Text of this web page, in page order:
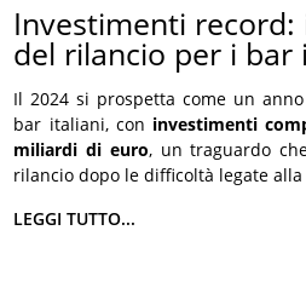
Investimenti record:
del rilancio per i bar
Il 2024 si prospetta come un
bar italiani, con investimenti
miliardi di euro, un traguardo
rilancio dopo le difficoltà legate
LEGGI TUTTO...